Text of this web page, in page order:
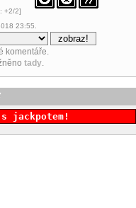
+2/2]
23:55.
komentáře.
tady.
s jackpotem!